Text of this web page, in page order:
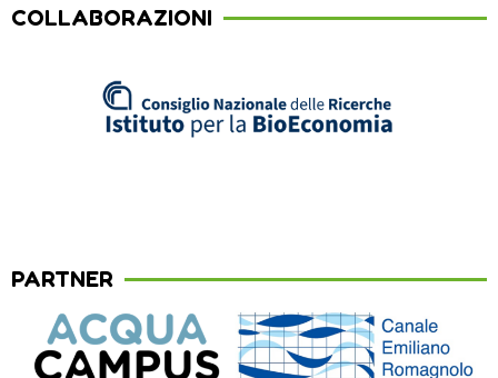
COLLABORAZIONI
PARTNER